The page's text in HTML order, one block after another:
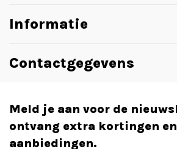
Informatie
Contactgegevens
Meld je aan voor de
ontvang extra kortingen
aanbiedingen.